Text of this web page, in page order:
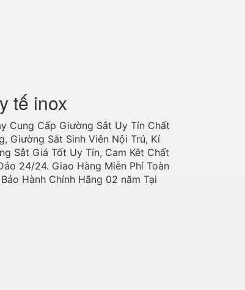
tế inox
Cung Cấp Giường Sắt Uy Tín Chất
Giường Sắt Sinh Viên Nội Trú, Kí
Sắt Giá Tốt Uy Tín, Cam Kêt Chất
24/24. Giao Hàng Miễn Phí Toàn
Hành Chính Hãng 02 năm Tại